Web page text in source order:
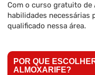
Com o curso gratuito de
habilidades necessárias
qualificado nessa área.
POR QUE
ALMOXARIFE?